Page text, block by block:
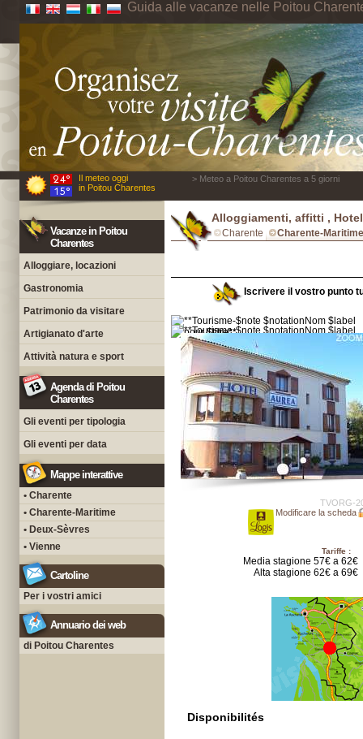
Guida alle vacanze nelle Poitou
Il meteo oggi
in Poitou Charentes
> Meteo a Poitou Charentes a 5 giorni
Vacanze in Poitou
Charentes
Alloggiare, locazioni
Gastronomia
Patrimonio da visitare
Artigianato d'arte
Attività natura e sport
Agenda di Poitou
Charentes
Gli eventi per tipologia
Gli eventi per data
Mappe interattive
• Charente
• Charente-Maritime
• Deux-Sèvres
• Vienne
Cartoline
Per i vostri amici
Annuario dei web
di Poitou Charentes
Alloggiamenti, affitti ,
Charente Charente-Maritime
Iscrivere il vostro punto
TVORG-
Modificare la scheda
Tariffe :
Media stagione 57€ a 62€
Alta stagione 62€ a 69€
Disponibilités